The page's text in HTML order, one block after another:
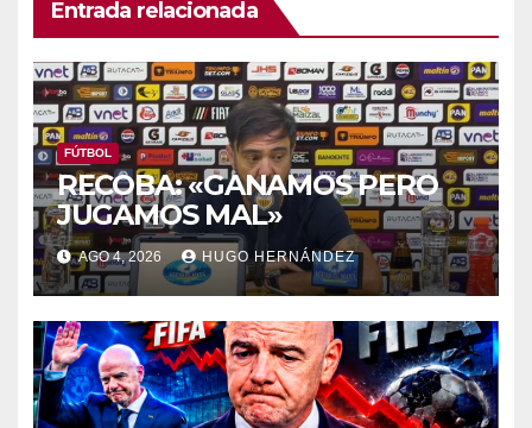
Entrada relacionada
FÚTBOL
RECOBA: «GANAMOS PERO
JUGAMOS MAL»
AGO 4, 2026 HUGO HERNÁNDEZ